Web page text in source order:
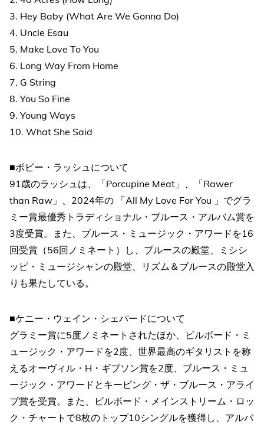
3. Hey Baby (What Are We Gonna Do)
4. Uncle Esau
5. Make Love To You
6. Long Way From Home
7. G String
8. You So Fine
9. Young Ways
10. What She Said
■ボビー・ラッシュについて
91歳のラッシュは、「Porcupine Meat」、「Rawer
than Raw」、2024年の 「All My Love For You 」でグラ
ミー賞最優秀トラディショナル・ブルース・アルバム賞を
3度受賞。また、ブルース・ミュージック・アワードを16
回受賞（56回ノミネート）し、ブルースの殿堂、ミシシ
ッピ・ミュージシャンの殿堂、リズム＆ブルースの殿堂入
りも果たしている。
■ケニー・ウェイン・シェパードについて
グラミー賞に5度ノミネートされたほか、ビルボード・ミ
ュージック・アワードを2度、世界最高のギタリストを称
えるオーヴィル・H・ギブソン賞を2度、ブルース・ミュ
ージック・アワードとキーピング・ザ・ブルース・アライ
ブ賞を受賞。また、ビルボード・メインストリーム・ロッ
ク・チャートで8枚のトップ10シングルを獲得し、アルバ